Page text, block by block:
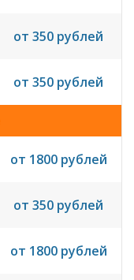
от 350 рублей
от 350 рублей
от 1800 рублей
от 350 рублей
от 1800 рублей